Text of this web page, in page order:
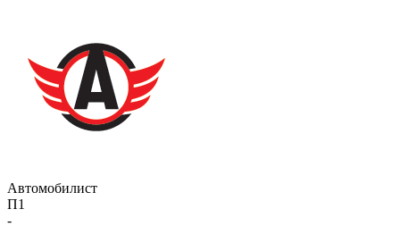
Автомобилист
П1
-